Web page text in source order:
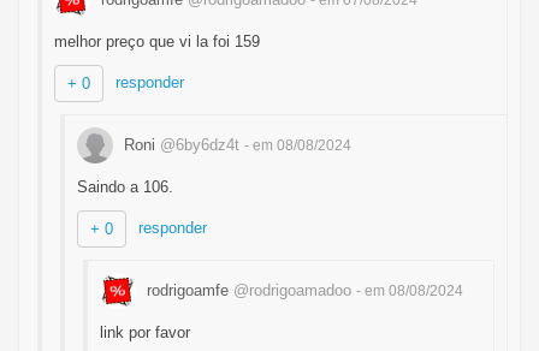
melhor preço que vi la foi 159
+ 0 responder
Roni @6by6dz4t - em 08/08/2024
Saindo a 106.
+ 0 responder
rodrigoamfe @rodrigoamadoo - em 08/08/2024
link por favor